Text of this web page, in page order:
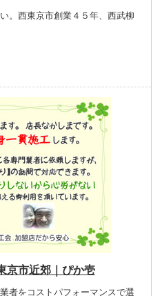
。西東京市創業４５年、西武柳
京市近郊｜ぴか壱
者をコストパフォーマンスで選